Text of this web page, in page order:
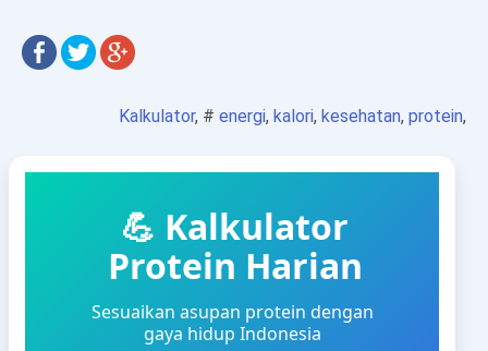
Kalkulator, # energi, kalori, kesehatan, protein,
💪 Kalkulator
Protein Harian
Sesuaikan asupan protein dengan
gaya hidup Indonesia